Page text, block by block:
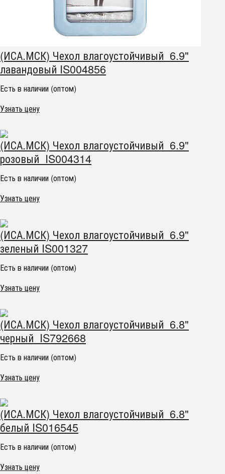
(ИСА.МСК) Чехол влагоустойчивый 6.9"
лавандовый IS004856
Есть в наличии (оптом)
Узнать цену
(ИСА.МСК) Чехол влагоустойчивый 6.9"
розовый IS004314
Есть в наличии (оптом)
Узнать цену
(ИСА.МСК) Чехол влагоустойчивый 6.9"
зеленый IS001327
Есть в наличии (оптом)
Узнать цену
(ИСА.МСК) Чехол влагоустойчивый 6.8"
черный IS792668
Есть в наличии (оптом)
Узнать цену
(ИСА.МСК) Чехол влагоустойчивый 6.8"
белый IS016545
Есть в наличии (оптом)
Узнать цену